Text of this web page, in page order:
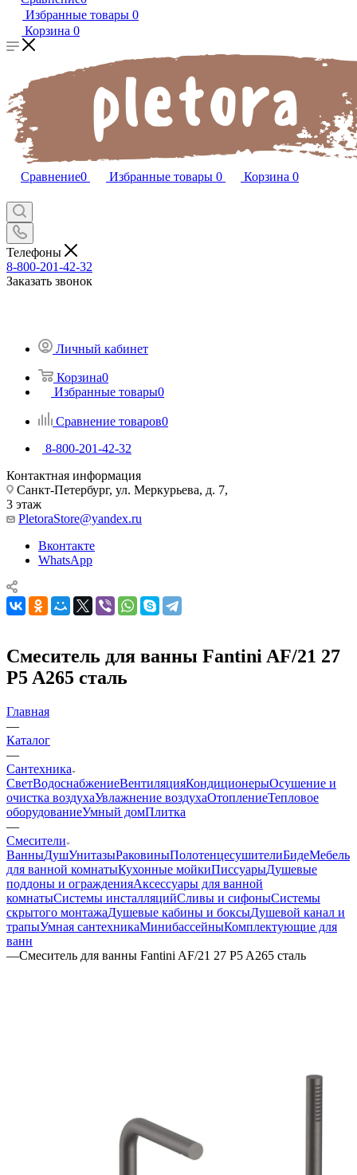
Избранные товары 0
Корзина 0
Сравнение0 Избранные товары 0 Корзина 0
Телефоны
8-800-201-42-32
Заказать звонок
Личный кабинет
Корзина0
Избранные товары0
Сравнение товаров0
8-800-201-42-32
Контактная информация
Санкт-Петербург, ул. Меркурьева, д. 7,
3 этаж
PletoraStore@yandex.ru
Вконтакте
WhatsApp
Смеситель для ванны Fantini AF/21 27
P5 A265 сталь
Главная
—
Каталог
—
Сантехника
СветВодоснабжениеВентиляцияКондиционерыОсушение и
очистка воздухаУвлажнение воздухаОтоплениеТепловое
оборудованиеУмный домПлитка
—
Смесители
ВанныДушУнитазыРаковиныПолотенцесушителиБидеМебель
для ванной комнатыКухонные мойкиПиссуарыДушевые
поддоны и огражденияАксессуары для ванной
комнатыСистемы инсталляцийСливы и сифоныСистемы
скрытого монтажаДушевые кабины и боксыДушевой канал и
трапыУмная сантехникаМинибассейныКомплектующие для
ванн
—Смеситель для ванны Fantini AF/21 27 P5 A265 сталь